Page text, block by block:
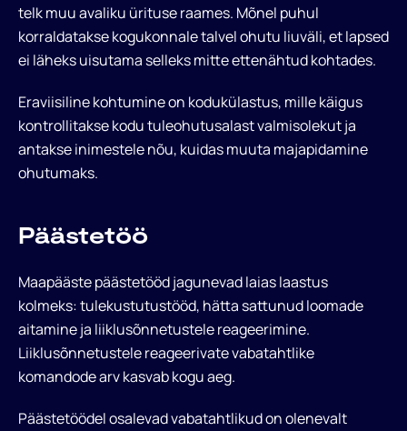
telk muu avaliku ürituse raames. Mõnel puhul
korraldatakse kogukonnale talvel ohutu liuväli, et lapsed
ei läheks uisutama selleks mitte ettenähtud kohtades.
Eraviisiline kohtumine on kodukülastus, mille käigus
kontrollitakse kodu tuleohutusalast valmisolekut ja
antakse inimestele nõu, kuidas muuta majapidamine
ohutumaks.
Päästetöö
Maapääste päästetööd jagunevad laias laastus
kolmeks: tulekustutustööd, hätta sattunud loomade
aitamine ja liiklusõnnetustele reageerimine.
Liiklusõnnetustele reageerivate vabatahtlike
komandode arv kasvab kogu aeg.
Päästetöödel osalevad vabatahtlikud on olenevalt
Minu Andmed
annetaja nimi ning isikukood.
EESNIMI*